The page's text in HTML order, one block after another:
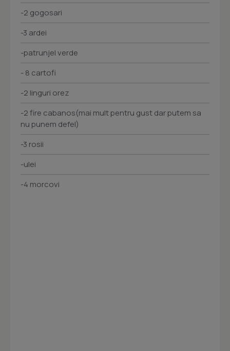
-2 gogosari
-3 ardei
-patrunjel verde
- 8 cartofi
-2 linguri orez
-2 fire cabanos(mai mult pentru gust dar putem sa
nu punem defel)
-3 rosii
-ulei
-4 morcovi